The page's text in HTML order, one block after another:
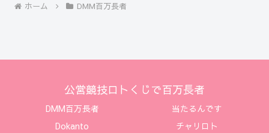
ホーム DMM百万長者
公営競技ロトくじで百万長者
DMM百万長者
当たるんです
Dokanto
チャリロト